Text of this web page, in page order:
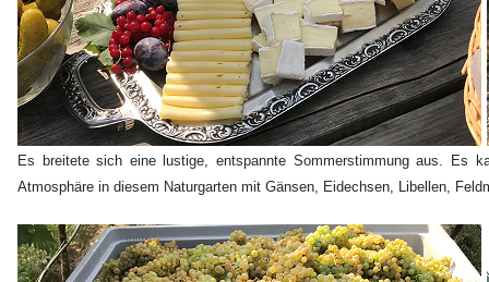
Es breitete sich eine lustige, entspannte Sommerstimmung aus. Es
Atmosphäre in diesem Naturgarten mit Gänsen, Eidechsen, Libellen,